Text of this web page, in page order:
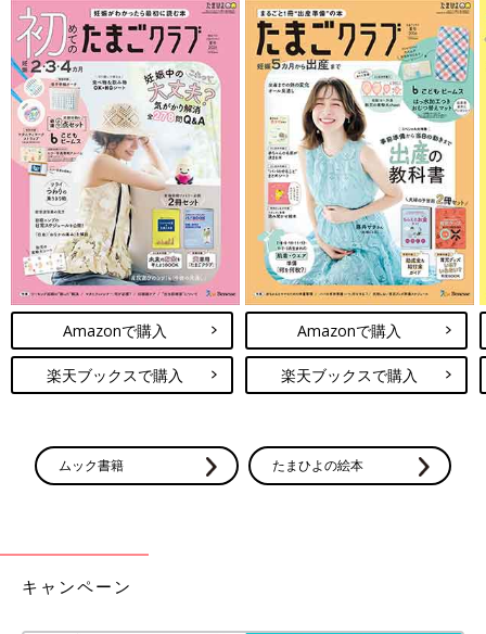
Amazonで購入
楽天ブックスで購入
Amazonで購入
楽天ブックスで購入
ムック書籍 たまひよの絵本
キャンペーン